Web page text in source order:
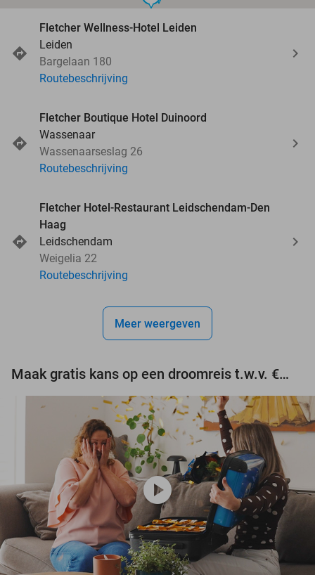
Fletcher Wellness-Hotel Leiden
Leiden
Bargelaan 180
Routebeschrijving
Fletcher Boutique Hotel Duinoord
Wassenaar
Wassenaarseslag 26
Routebeschrijving
Fletcher Hotel-Restaurant Leidschendam-Den
Haag
Leidschendam
Weigelia 22
Routebeschrijving
Meer weergeven
Maak gratis kans op een droomreis t.w.v. €3.000!
play_circle